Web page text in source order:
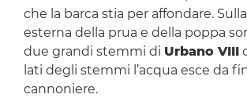
che la barca stia per affondare.
esterna della prua e della poppa
due grandi stemmi di Urbano VIII
lati degli stemmi l’acqua esce da
cannoniere.